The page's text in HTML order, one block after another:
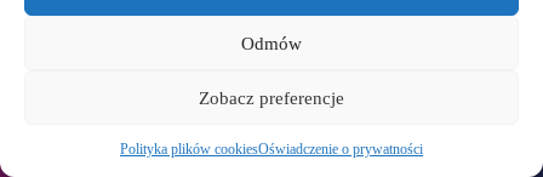
Odmów
Zobacz preferencje
Polityka plików cookiesOświadczenie o prywatności